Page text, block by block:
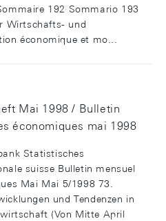
192 Sommario 193
Wirtschafts- und
économique et mo...
Mai 1998 / Bulletin
économiques mai 1998
Statistisches
suisse Bulletin mensuel
Mai Mai 5/1998 73.
und Tendenzen in
(Von Mitte April